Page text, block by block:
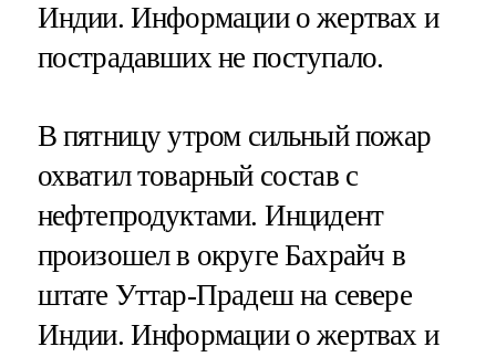
Индии. Информации о жертвах и
пострадавших не поступало.
В пятницу утром сильный пожар
охватил товарный состав с
нефтепродуктами. Инцидент
произошел в округе Бахрайч в
штате Уттар-Прадеш на севере
Индии. Информации о жертвах и